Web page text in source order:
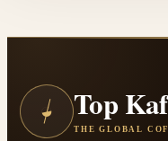
◒ Top
THE GLOBAL